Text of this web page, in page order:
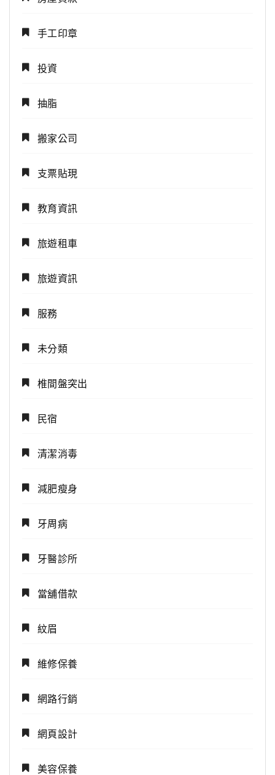
手工印章
投資
抽脂
搬家公司
支票貼現
教育資訊
旅遊租車
旅遊資訊
服務
未分類
椎間盤突出
民宿
清潔消毒
減肥瘦身
牙周病
牙醫診所
當舖借款
紋眉
維修保養
網路行銷
網頁設計
美容保養